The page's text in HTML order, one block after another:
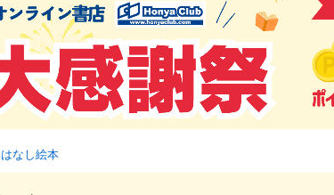
なし絵本